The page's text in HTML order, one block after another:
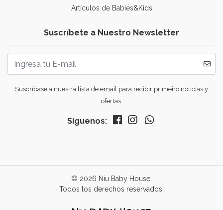
Artículos de Babies&Kids
Suscríbete a Nuestro Newsletter
Suscríbase a nuestra lista de email para recibir primeiro noticias y
ofertas.
Síguenos:
© 2026 Niu Baby House.
Todos los derechos reservados.